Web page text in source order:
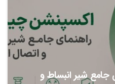
شیر انبساط و